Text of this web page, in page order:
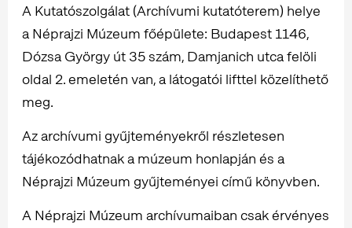
A Kutatószolgálat (Archívumi kutatóterem) helye
a Néprajzi Múzeum főépülete: Budapest 1146,
Dózsa György út 35 szám, Damjanich utca felöli
oldal 2. emeletén van, a látogatói lifttel közelíthető
meg.
Az archívumi gyűjteményekről részletesen
tájékozódhatnak a múzeum honlapján és a
Néprajzi Múzeum gyűjteményei című könyvben.
A Néprajzi Múzeum archívumaiban csak érvényes